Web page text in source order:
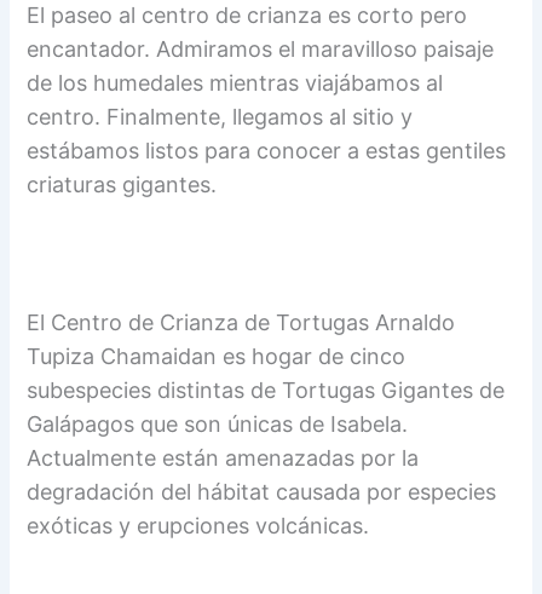
El paseo al centro de crianza es corto pero
encantador. Admiramos el maravilloso paisaje
de los humedales mientras viajábamos al
centro. Finalmente, llegamos al sitio y
estábamos listos para conocer a estas gentiles
criaturas gigantes.
El Centro de Crianza de Tortugas Arnaldo
Tupiza Chamaidan es hogar de cinco
subespecies distintas de Tortugas Gigantes de
Galápagos que son únicas de Isabela.
Actualmente están amenazadas por la
degradación del hábitat causada por especies
exóticas y erupciones volcánicas.